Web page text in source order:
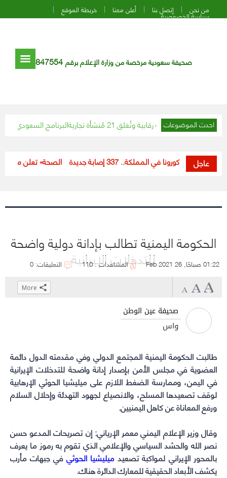
من نحن إتصل بنا أعلن معنا خريطة الموقع
سياسة الخصوصية
صحيفة سعودية مرخصة من وزارة الإعلام برقم 847554
احدث الموضوعاتوتُغلق 21 مُنشأة تجارية البرنامج السعودي لتنمية
عاجل «الصحة» تعلن مستجدات كورونا.. 325 مستجدات كورونا في المملكة.. 337 إصابة جديدة
الحكومة اليمنية تطالب بإدانة دولية واضحة
للتدخلات الإيرانية 01:22 صباحًا, 26 Feb 2021 المشاهدات : 110 التعليقات: 0
صحيفة عين الوطن
واس
طالبت الحكومة اليمنية المجتمع الدولي وفي مقدمته الدول دائمة
العضوية في مجلس الأمن بإصدار إدانة واضحة للتدخلات الإيرانية
في اليمن، وممارسة الضغط اللازم على ميليشيا الحوثي الإرهابية
لوقف تصعيدها المسلح، والانصياع لجهود التهدئة وإحلال السلام
ورفع المعاناة عن كاهل اليمنيين.
وقال وزير الإعلام اليمني معمر الإرياني: إن تصريحات المدعو حسن
نصر الله والحشد السياسي والإعلامي الذي تقوم به رموز ما يعرف
بالمحور الإيراني لمواكبة تصعيدميليشيا الحوثي في جبهات مأرب
يكشف الأبعاد الحقيقية للمعارك الدائرة هناك.
(Opens
in
new
window)
(Opens
in
new
window)
(Opens
in
new
window)
Click
(Opens
in
new
window)
More